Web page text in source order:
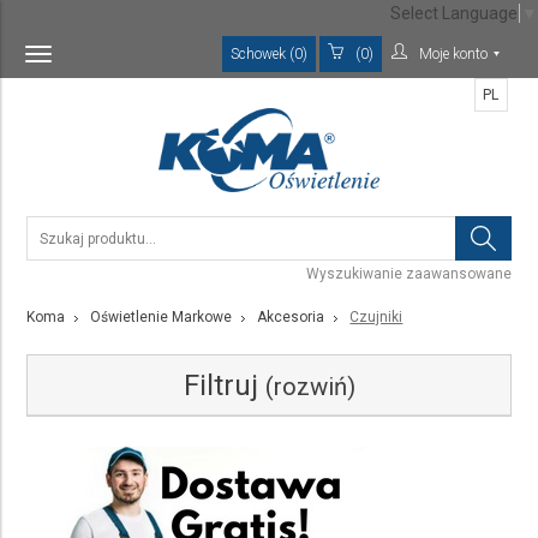
Toggle
navigation
Schowek (0) (0) Moje konto
Wyszukiwanie zaawansowane
PL
Koma Oświetlenie Markowe Akcesoria Czujniki
Filtruj (rozwiń)
Kategoria
Select Language